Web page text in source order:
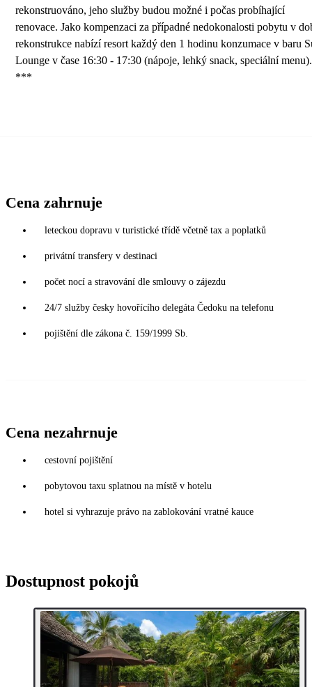
rekonstruováno, jeho služby budou možné i počas probíhající
renovace. Jako kompenzaci za případné nedokonalosti pobytu v
rekonstrukce nabízí resort každý den 1 hodinu konzumace v baru
Lounge v čase 16:30 - 17:30 (nápoje, lehký snack, speciální menu).
***
Cena zahrnuje
leteckou dopravu v turistické třídě včetně tax a poplatků
privátní transfery v destinaci
počet nocí a stravování dle smlouvy o zájezdu
24/7 služby česky hovořícího delegáta Čedoku na telefonu
pojištění dle zákona č. 159/1999 Sb.
Cena nezahrnuje
cestovní pojištění
pobytovou taxu splatnou na místě v hotelu
hotel si vyhrazuje právo na zablokování vratné kauce
Dostupnost pokojů